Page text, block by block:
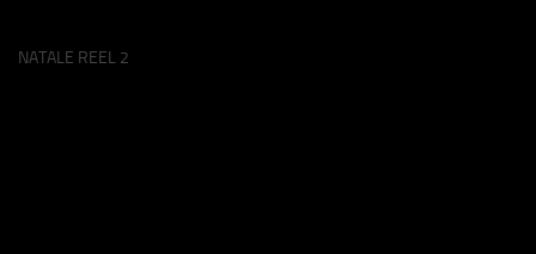
NATALE REEL 2